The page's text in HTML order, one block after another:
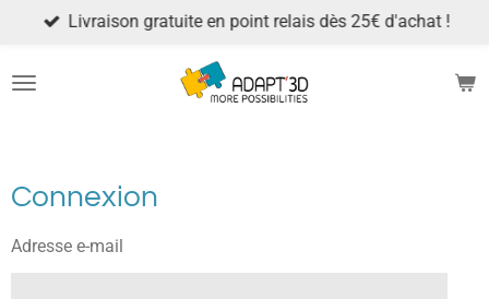
Passer
contenu
Livraison gratuite en point relais dès 25€ d'achat !
Connexion
Adresse e-mail